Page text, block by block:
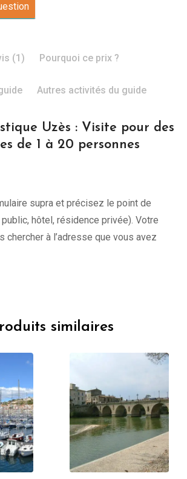
(1) Pourquoi ce prix ?
Autres activités du guide
Uzès : Visite pour des
de 1 à 20 personnes
supra et précisez le point de
hôtel, résidence privée). Votre
chercher à l’adresse que vous avez
similaires